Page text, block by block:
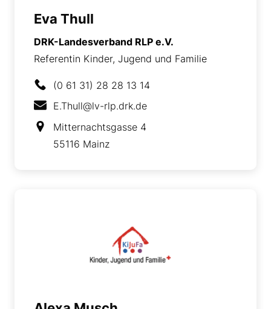
Eva Thull
DRK-Landesverband RLP e.V.
Referentin Kinder, Jugend und Familie
(0 61 31) 28 28 13 14
E.Thull@lv-rlp.drk.de
Mitternachtsgasse 4
55116 Mainz